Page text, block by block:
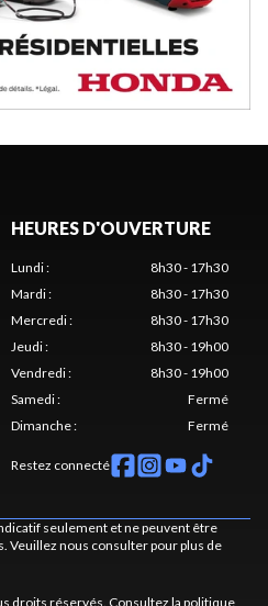
HEURES D'OUVERTURE
Lundi:
8h30 - 17h30
Mardi:
8h30 - 17h30
Mercredi:
8h30 - 17h30
Jeudi:
8h30 - 19h00
Vendredi:
8h30 - 19h00
Samedi:
Fermé
Dimanche: Fermé
Restez connecté
seulement et ne peuvent être
nous consulter pour plus de
droits réservés. Consultez la politique